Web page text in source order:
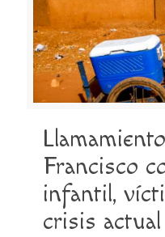
Francisco
infantil,
crisis actual